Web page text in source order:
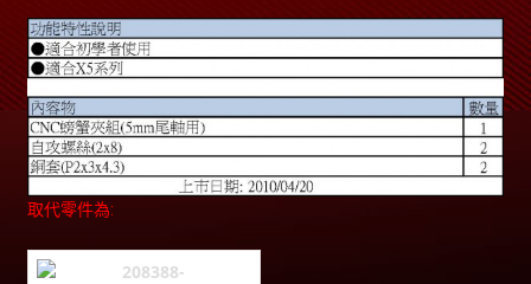
取代零件為: